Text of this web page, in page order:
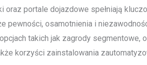
oraz portale dojazdowe spełniają
pewności, osamotnienia i
takich jak zagrody
korzyści zainstalowania